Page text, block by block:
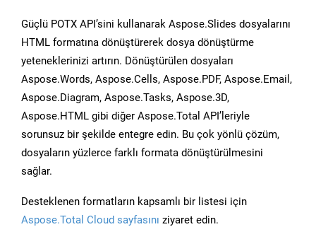
Güçlü POTX API’sini kullanarak Aspose.Slides dosyalarını
HTML formatına dönüştürerek dosya dönüştürme
yeteneklerinizi artırın. Dönüştürülen dosyaları
Aspose.Words, Aspose.Cells, Aspose.PDF, Aspose.Email,
Aspose.Diagram, Aspose.Tasks, Aspose.3D,
Aspose.HTML gibi diğer Aspose.Total API’leriyle
sorunsuz bir şekilde entegre edin. Bu çok yönlü çözüm,
dosyaların yüzlerce farklı formata dönüştürülmesini
sağlar.
Desteklenen formatların kapsamlı bir listesi için
Aspose.Total Cloud sayfasını ziyaret edin.